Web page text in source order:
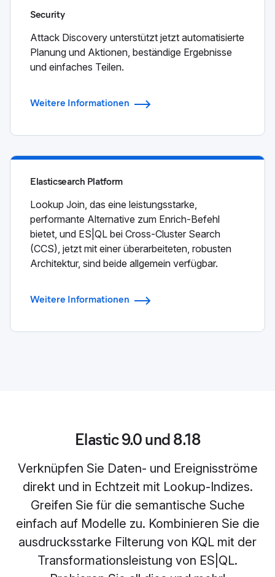
Security
Attack Discovery unterstützt jetzt automatisierte
Planung und Aktionen, beständige Ergebnisse
und einfaches Teilen.
Weitere Informationen
Elasticsearch Platform
Lookup Join, das eine leistungsstarke,
performante Alternative zum Enrich-Befehl
bietet, und ES|QL bei Cross-Cluster Search
(CCS), jetzt mit einer überarbeiteten, robusten
Architektur, sind beide allgemein verfügbar.
Weitere Informationen
Elastic 9.0 und 8.18
Verknüpfen Sie Daten- und Ereignisströme
direkt und in Echtzeit mit Lookup-Indizes.
Greifen Sie für die semantische Suche
einfach auf Modelle zu. Kombinieren Sie die
ausdrucksstarke Filterung von KQL mit der
Transformationsleistung von ES|QL.